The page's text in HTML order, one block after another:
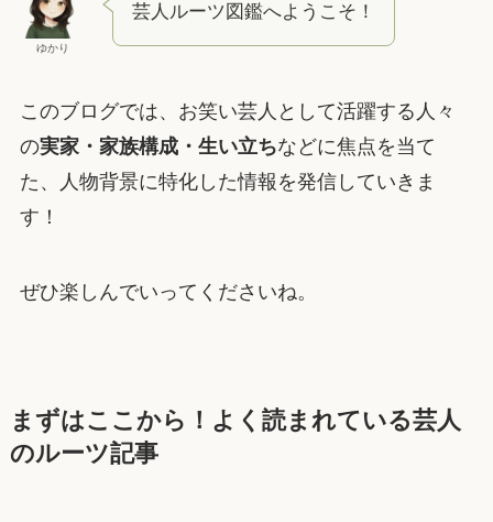
ゆかり
芸人ルーツ図鑑へようこそ！
このブログでは、お笑い芸人として活躍する人々
の実家・家族構成・生い立ちなどに焦点を当て
た、人物背景に特化した情報を発信していきま
す！
ぜひ楽しんでいってくださいね。
まずはここから！よく読まれている芸人
のルーツ記事